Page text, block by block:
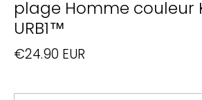
plage Homme couleur
URB1™
€24.90 EUR